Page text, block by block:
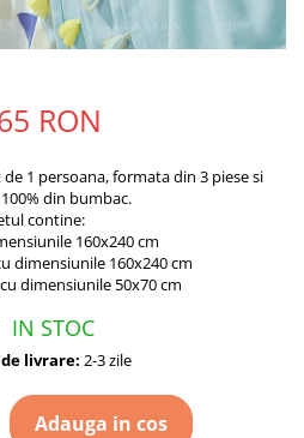
RON
1 persoana, formata din 3 piese si
din bumbac.
contine:
160x240 cm
dimensiunile 160x240 cm
dimensiunile 50x70 cm
IN STOC
livrare: 2-3 zile
Adauga in cos